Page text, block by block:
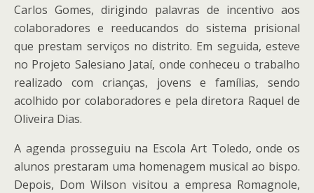
Carlos Gomes, dirigindo palavras de incentivo aos
colaboradores e reeducandos do sistema prisional
que prestam serviços no distrito. Em seguida, esteve
no Projeto Salesiano Jataí, onde conheceu o trabalho
realizado com crianças, jovens e famílias, sendo
acolhido por colaboradores e pela diretora Raquel de
Oliveira Dias.
A agenda prosseguiu na Escola Art Toledo, onde os
alunos prestaram uma homenagem musical ao bispo.
Depois, Dom Wilson visitou a empresa Romagnole,